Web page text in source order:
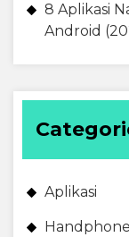
8 Aplikasi
Android
Aplikasi
Handphone